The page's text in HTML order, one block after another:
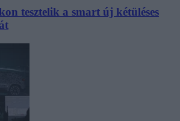
tesztelik a smart új kétüléses